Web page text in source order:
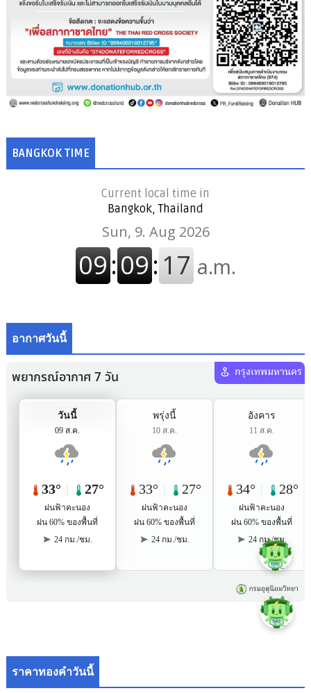
BANGKOK TIME
Current local time in
Bangkok, Thailand
อากาศวันนี้
ราคาทองคำวันนี้